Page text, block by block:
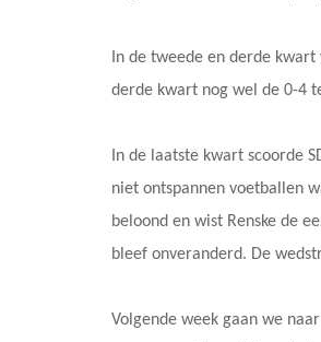
In de tweede en derde
derde kwart nog wel de 0-4
In de laatste kwart scoorde
niet ontspannen voetballen
beloond en wist Renske de
bleef onveranderd. De
Volgende week gaan we